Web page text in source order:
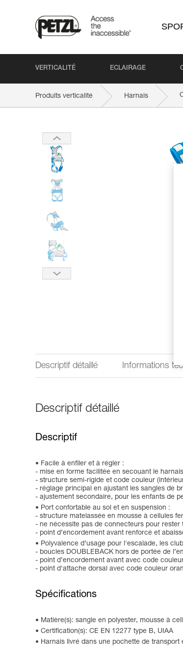
VERTICALITÉ ECLAIRAGE
Produits verticalité Harnais
Descriptif détaillé Informations
Descriptif détaillé
Descriptif
Facile à enfiler et à régler :
- mise en forme facilitée en secouant le
- structure semi-rigide et code couleur
- réglage principal en ajustant les sangles de
- ajustement secondaire, pour les enfants de
Port confortable au sol et en suspension :
- structure matelassée en mousse à cellules
- ne nécessite pas de connecteurs pour rester
- point d’encordement avant renforcé et
Polyvalence d’usage pour l'escalade, les
- boucles DOUBLEBACK hors de portée de
- point d’encordement avant avec code
- point d'attache dorsal avec code couleur
Spécifications
Matière(s): sangle en polyester, mousse à
Certification(s): CE EN 12277 type B, UIAA
Harnais livré dans une pochette de transport